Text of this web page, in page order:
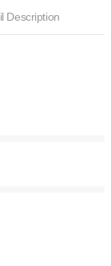
Description